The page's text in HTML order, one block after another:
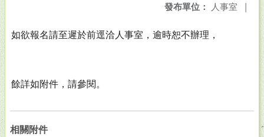
發布單位： 人事室 |
如欲報名請至遲於前逕洽人事室，逾時恕不辦理，
餘詳如附件，請參閱。
相關附件